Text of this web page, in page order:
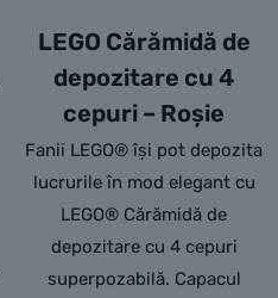
LEGO Cărămidă de
depozitare cu 4
cepuri – Roșie
Fanii LEGO® își pot depozita
lucrurile în mod elegant cu
LEGO® Cărămidă de
depozitare cu 4 cepuri
superpozabilă. Capacul